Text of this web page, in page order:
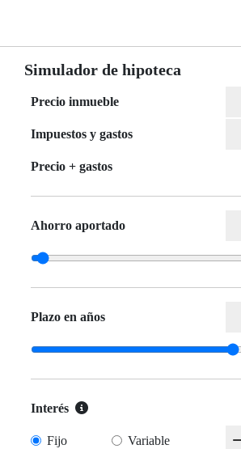
Simulador de hipoteca
Precio inmueble
Impuestos y gastos
Precio + gastos
Ahorro aportado
Plazo en años
Interés
Fijo Variable